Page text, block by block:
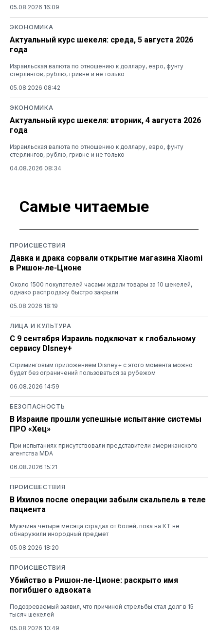
05.08.2026 16:09
ЭКОНОМИКА
Актуальный курс шекеля: среда, 5 августа 2026
года
Израильская валюта по отношению к доллару, евро, фунту
стерлингов, рублю, гривне и не только
05.08.2026 08:42
ЭКОНОМИКА
Актуальный курс шекеля: вторник, 4 августа 2026
года
Израильская валюта по отношению к доллару, евро, фунту
стерлингов, рублю, гривне и не только
04.08.2026 08:34
Самые читаемые
ПРОИСШЕСТВИЯ
Давка и драка сорвали открытие магазина Xiaomi
в Ришон-ле-Ционе
Около 1500 покупателей часами ждали товары за 10 шекелей,
однако распродажу быстро закрыли
05.08.2026 18:19
ЛИЦА И КУЛЬТУРА
С 9 сентября Израиль подключат к глобальному
сервису DIsney+
Стриминговым приложением Disney+ с этого момента можно
будет без ограничений пользоваться за рубежом
06.08.2026 14:59
БЕЗОПАСНОСТЬ
В Израиле прошли успешные испытание системы
ПРО «Хец»
При испытаниях присутствовали представители американского
агентства MDA
06.08.2026 15:21
ПРОИСШЕСТВИЯ
В Ихилов после операции забыли скальпель в теле
пациента
Мужчина четыре месяца страдал от болей, пока на КТ не
обнаружили инородный предмет
05.08.2026 18:20
ПРОИСШЕСТВИЯ
Убийство в Ришон-ле-Ционе: раскрыто имя
погибшего адвоката
Подозреваемый заявил, что причиной стрельбы стал долг в 15
тысяч шекелей
05.08.2026 10:49